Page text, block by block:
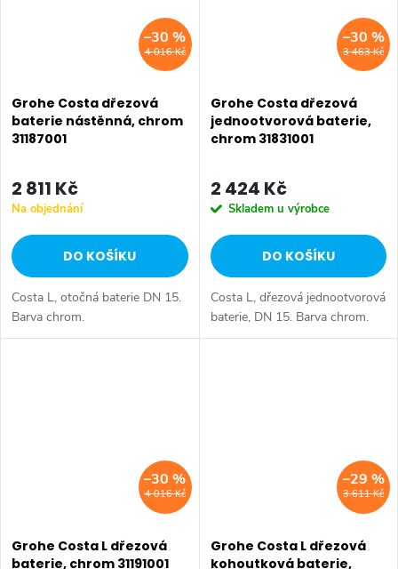
4 016 Kč
–30 %
Grohe Costa dřezová
baterie nástěnná, chrom
31187001
2 811 Kč
Na objednání
DO KOŠÍKU
Costa L, otočná baterie DN 15.
Barva chrom.
3 463 Kč
–30 %
Grohe Costa dřezová
jednootvorová baterie,
chrom 31831001
2 424 Kč
Skladem u výrobce
DO KOŠÍKU
Costa L, dřezová jednootvorová
baterie, DN 15. Barva chrom.
4 016 Kč
–30 %
Grohe Costa L dřezová
baterie, chrom 31191001
3 611 Kč
–29 %
Grohe Costa L dřezová
kohoutková baterie,